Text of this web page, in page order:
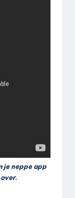
je neppe app